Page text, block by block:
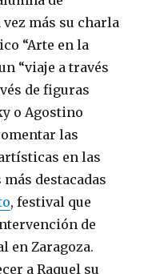
más su charla
“Arte en la
“viaje a través
de figuras
o Agostino
las
en las
destacadas
, festival que
de
en Zaragoza.
a Raquel su